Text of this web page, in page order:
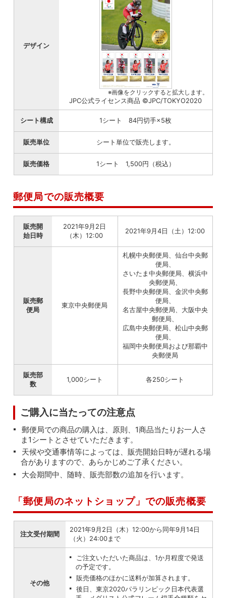
デザイン
※画像をクリックすると拡大します。
JPC公式ライセンス商品 ©JPC/TOKYO2020
シート構成 1シート 84円切手×5枚
販売単位 シート単位で販売します。
販売価格 1シート 1,500円（税込）
郵便局での販売概要
販売開
始日時
2021年9月2日
（木）12:00
2021年9月4日（土）12:00
販売郵
便局
東京中央郵便局
札幌中央郵便局、仙台中央郵
便局、
さいたま中央郵便局、横浜中
央郵便局、
長野中央郵便局、金沢中央郵
便局、
名古屋中央郵便局、大阪中央
郵便局、
広島中央郵便局、松山中央郵
便局、
福岡中央郵便局および那覇中
央郵便局
販売部
数
1,000シート 各250シート
ご購入に当たっての注意点
郵便局での商品の購入は、原則、1商品当たりお一人さ
ま1シートとさせていただきます。
天候や交通事情等によっては、販売開始日時が遅れる場
合がありますので、あらかじめご了承ください。
大会期間中、随時、販売部数の追加を行います。
「郵便局のネットショップ」での販売概要
注文受付期間
2021年9月2日（木）12:00から同年9月14日
（火）24:00まで
その他
ご注文いただいた商品は、1か月程度で発送
の予定です。
販売価格のほかに送料が加算されます。
後日、東京2020パラリンピック日本代表選